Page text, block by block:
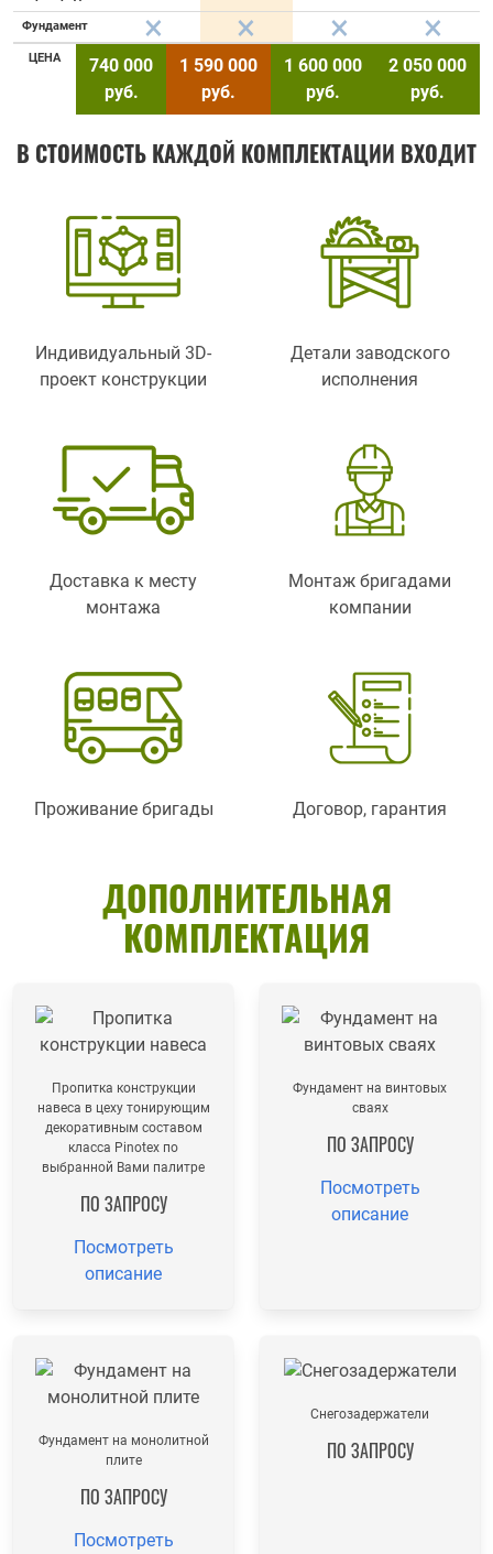
Фундамент
ЦЕНА
740 000
руб.
1 590 000
руб.
1 600 000
руб.
2 050 000
руб.
В СТОИМОСТЬ КАЖДОЙ КОМПЛЕКТАЦИИ ВХОДИТ
Индивидуальный 3D-
проект конструкции
Детали заводского
исполнения
Доставка к месту
монтажа
Монтаж бригадами
компании
Проживание бригады Договор, гарантия
ДОПОЛНИТЕЛЬНАЯ
КОМПЛЕКТАЦИЯ
Пропитка конструкции
навеса в цеху тонирующим
декоративным составом
класса Pinotex по
выбранной Вами палитре
ПО ЗАПРОСУ
Посмотреть
описание
Фундамент на винтовых
сваях
ПО ЗАПРОСУ
Посмотреть
описание
Фундамент на монолитной
плите
ПО ЗАПРОСУ
Посмотреть
Снегозадержатели
ПО ЗАПРОСУ